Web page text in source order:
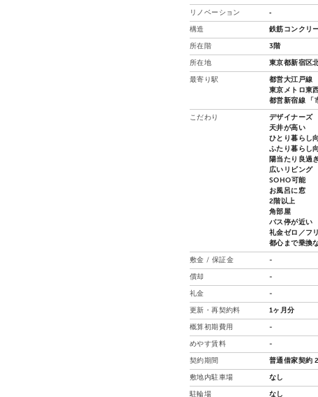
リノベーション ‐
構造 鉄筋コンクリ
所在階 3階
所在地 東京都新宿区
最寄り駅
都営大江戸線
東京メトロ東
都営新宿線 「
こだわり
デザイナーズ
天井が高い
ひとり暮らし
ふたり暮らし
陽当たり良過
広いリビング
SOHO可能
お風呂に窓
2階以上
角部屋
バス停が近い
礼金ゼロ／フ
都心まで乗換
敷金 / 保証金 -
償却 -
礼金 -
更新・再契約料 1ヶ月分
概算初期費用 -
めやす賃料 -
契約期間 普通借家契約
敷地内駐車場 なし
駐輪場 なし